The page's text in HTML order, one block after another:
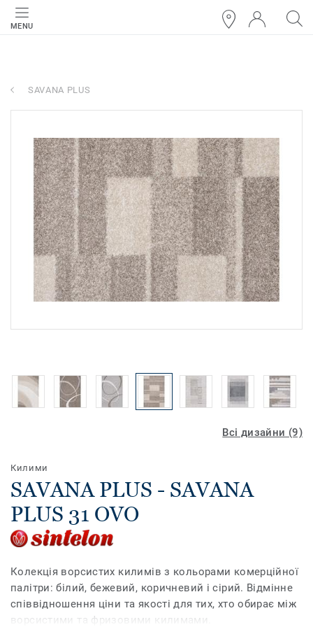
MENU
SAVANA PLUS
Всі дизайни (9)
Килими
SAVANA PLUS - SAVANA
PLUS 31 OVO
Колекція ворсистих килимів з кольорами комерційної
палітри: білий, бежевий, коричневий і сірий. Відмінне
співвідношення ціни та якості для тих, хто обирає між
ворсистими та фризовими килимами.